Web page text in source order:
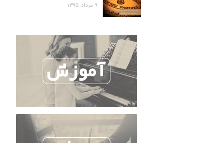
۹ مرداد ۱۳۹۵